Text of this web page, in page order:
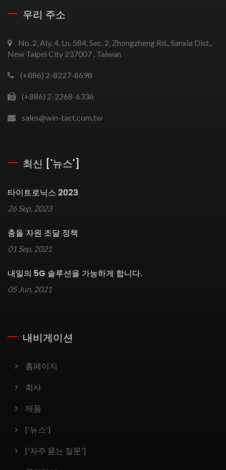
우리 주소
No. 2, Aly. 4, Ln. 584, Sec. 2, Zhongzheng Rd., Sanxia Dist.,
New Taipei City 237007 , Taiwan
(+886) 2-8227-8698
(+886) 2-2268-6336
sales@win-tact.com.tw
최신 ['뉴스']
타이트로닉스 2023
26 Sep, 2023
충돌 자원 조달 정책
01 Sep, 2021
내일의 5G 솔루션을 가능하게 합니다.
05 Jun, 2021
내비게이션
홈페이지
회사
제품
['뉴스']
['자주 묻는 질문']